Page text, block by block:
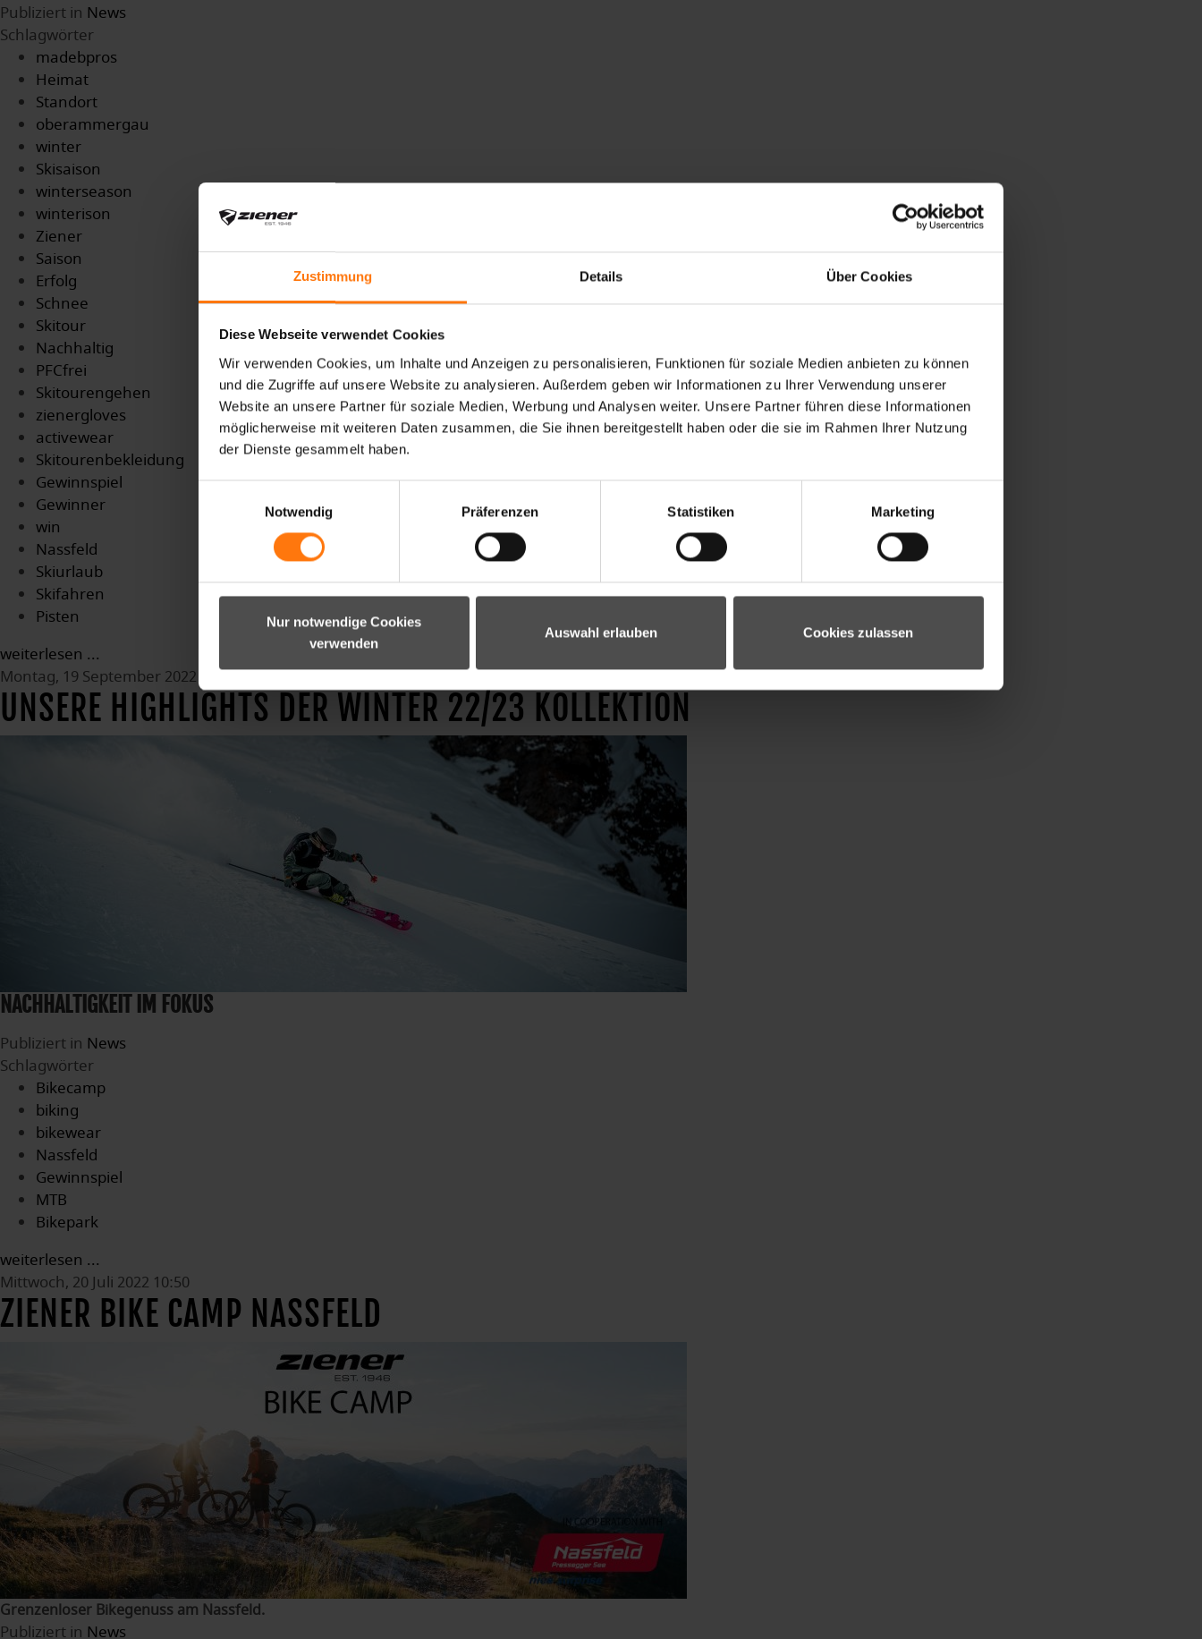
Zustimmung Details Über Cookies
Diese Webseite verwendet Cookies
Wir verwenden Cookies, um Inhalte und Anzeigen zu personalisieren, Funktionen für soziale Medien anbieten zu können
und die Zugriffe auf unsere Website zu analysieren. Außerdem geben wir Informationen zu Ihrer Verwendung unserer
Website an unsere Partner für soziale Medien, Werbung und Analysen weiter. Unsere Partner führen diese Informationen
möglicherweise mit weiteren Daten zusammen, die Sie ihnen bereitgestellt haben oder die sie im Rahmen Ihrer Nutzung
der Dienste gesammelt haben.
Notwendig
Präferenzen Statistiken Marketing
Nur notwendige Cookies
verwenden
Auswahl erlauben Cookies zulassen
Publiziert in News
Schlagwörter
madebpros
Heimat
Standort
oberammergau
winter
Skisaison
winterseason
winterison
Ziener
Saison
Erfolg
Schnee
Skitour
Nachhaltig
PFCfrei
Skitourengehen
zienergloves
activewear
Skitourenbekleidung
Gewinnspiel
Gewinner
win
Nassfeld
Skiurlaub
Skifahren
Pisten
weiterlesen ...
Montag, 19 September 2022 08:46
UNSERE HIGHLIGHTS DER WINTER 22/23 KOLLEKTION
NACHHALTIGKEIT IM FOKUS
Publiziert in News
Schlagwörter
Bikecamp
biking
bikewear
Nassfeld
Gewinnspiel
MTB
Bikepark
weiterlesen ...
Mittwoch, 20 Juli 2022 10:50
ZIENER BIKE CAMP NASSFELD
Grenzenloser Bikegenuss am Nassfeld.
Publiziert in News